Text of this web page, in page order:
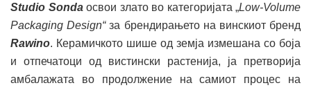
Studio Sondaосвои злато во категоријата „Low-Volume
Packaging Design“за брендирањето на винскиот бренд
Rawino. Керамичкото шише од земја измешана со боја
и отпечатоци од вистински растенија, ја претворија
амбалажата во продолжение на самиот процес на